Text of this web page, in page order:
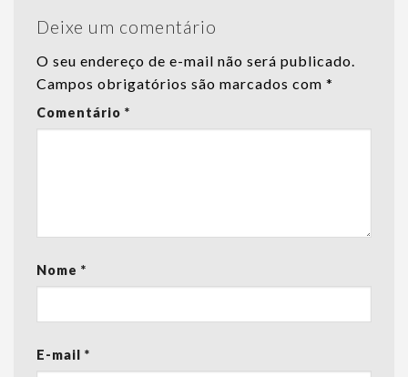
Deixe um comentário
O seu endereço de e-mail não será publicado.
Campos obrigatórios são marcados com *
Comentário *
Nome *
E-mail *